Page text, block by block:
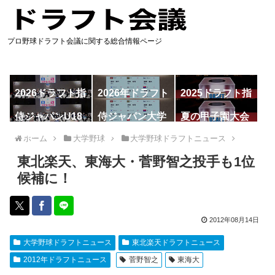
プロ野球ドラフト会議に関する総合情報ページ
2026ドラフト指
名予想
2026年ドラフト
候補
2025ドラフト指
名一覧
侍ジャパンU18
代表
侍ジャパン大学
代表
夏の甲子園大会
ホーム 大学野球 大学野球ドラフトニュース
東北楽天、東海大・菅野智之投手も1位
候補に！
2012年08月14日
大学野球ドラフトニュース
東北楽天ドラフトニュース
2012年ドラフトニュース
菅野智之 東海大